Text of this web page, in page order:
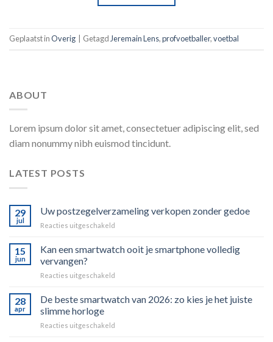
Geplaatst inOverig Getagd Jeremain Lens,profvoetballer,voetbal
ABOUT
Lorem ipsum dolor sit amet, consectetuer adipiscing elit, sed
diam nonummy nibh euismod tincidunt.
LATEST POSTS
29
jul
Uw postzegelverzameling verkopen zonder gedoe
Reacties uitgeschakeld
postzegelverzameling
verkopen
15
jun
Kan een smartwatch ooit je smartphone volledig
vervangen?
Reacties uitgeschakeld
een
smartwatch
28
apr
De beste smartwatch van 2026: zo kies je het juiste
slimme horloge
Reacties uitgeschakeld